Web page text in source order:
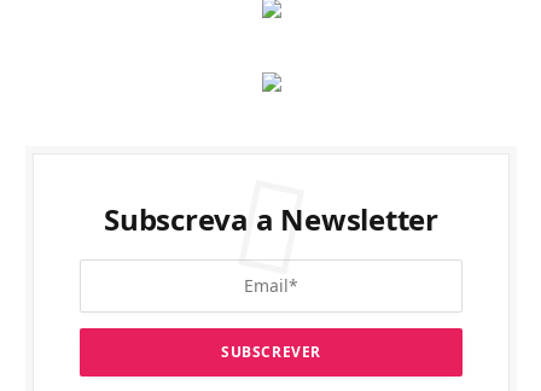
Subscreva a Newsletter